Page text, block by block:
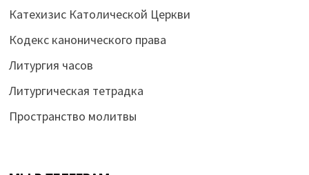
Катехизис Католической Церкви
Кодекс канонического права
Литургия часов
Литургическая тетрадка
Пространство молитвы